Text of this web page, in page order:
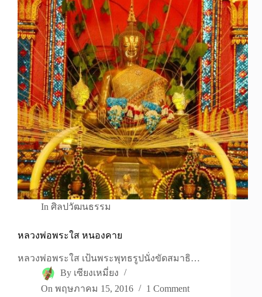
In ศิลปวัฒนธรรม
หลวงพ่อพระใส หนองคาย
หลวงพ่อพระใส เป้นพระพุทธรูปนั่งขัดสมาธิ…
By เซียงเหมี่ยง
On พฤษภาคม 15, 2016 1 Comment